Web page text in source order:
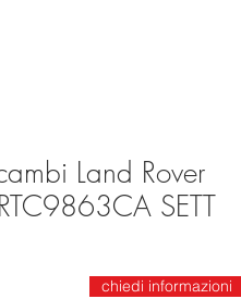
Land Rover
SETT
chiedi informazioni